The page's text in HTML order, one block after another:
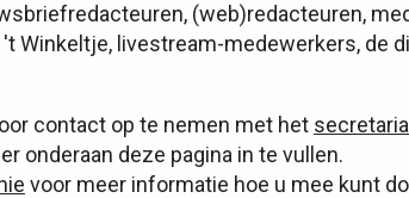
(web)redacteuren,
Winkeltje, livestream-medewerkers, de
contact op te nemen met het
onderaan deze pagina in te vullen.
voor meer informatie hoe u mee kunt